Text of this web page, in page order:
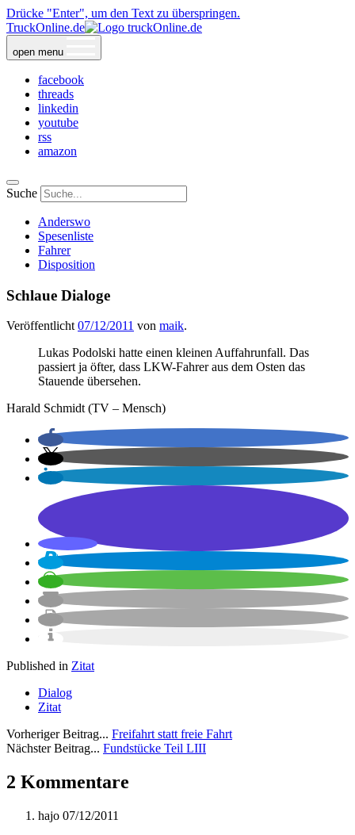
Drücke "Enter", um den Text zu überspringen.
TruckOnline.de
open menu
facebook
threads
linkedin
youtube
rss
amazon
Suche
Anderswo
Spesenliste
Fahrer
Disposition
Schlaue Dialoge
Veröffentlicht07/12/2011 von maik.
Lukas Podolski hatte einen kleinen Auffahrunfall. Das
passiert ja öfter, dass LKW-Fahrer aus dem Osten das
Stauende übersehen.
Harald Schmidt (TV – Mensch)
Published in Zitat
Dialog
Zitat
Vorheriger Beitrag... Freifahrt statt freie Fahrt
Nächster Beitrag... Fundstücke Teil LIII
2 Kommentare
hajo 07/12/2011